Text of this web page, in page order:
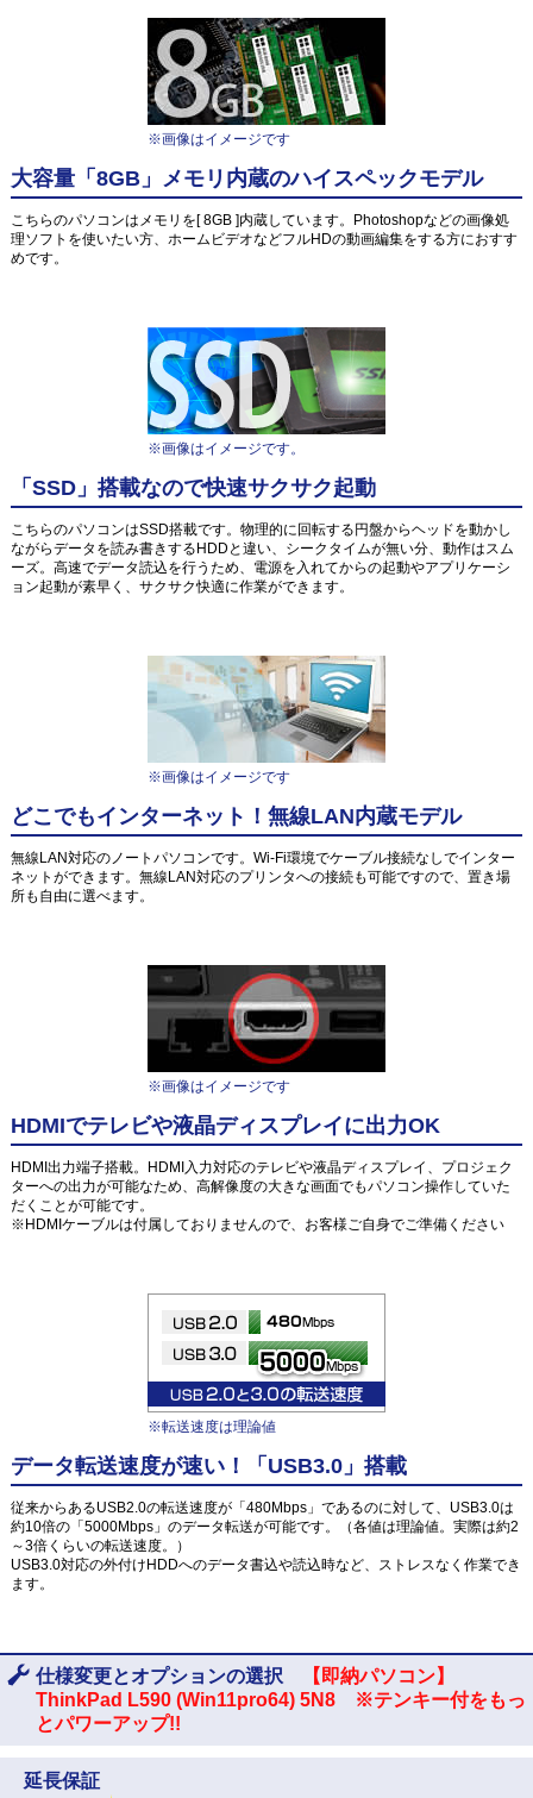
※画像はイメージです
大容量「8GB」メモリ内蔵のハイスペックモデル
こちらのパソコンはメモリを[ 8GB ]内蔵しています。Photoshopなどの画像処
理ソフトを使いたい方、ホームビデオなどフルHDの動画編集をする方におすす
めです。
※画像はイメージです。
「SSD」搭載なので快速サクサク起動
こちらのパソコンはSSD搭載です。物理的に回転する円盤からヘッドを動かし
ながらデータを読み書きするHDDと違い、シークタイムが無い分、動作はスム
ーズ。高速でデータ読込を行うため、電源を入れてからの起動やアプリケーシ
ョン起動が素早く、サクサク快適に作業ができます。
※画像はイメージです
どこでもインターネット！無線LAN内蔵モデル
無線LAN対応のノートパソコンです。Wi-Fi環境でケーブル接続なしでインター
ネットができます。無線LAN対応のプリンタへの接続も可能ですので、置き場
所も自由に選べます。
※画像はイメージです
HDMIでテレビや液晶ディスプレイに出力OK
HDMI出力端子搭載。HDMI入力対応のテレビや液晶ディスプレイ、プロジェク
ターへの出力が可能なため、高解像度の大きな画面でもパソコン操作していた
だくことが可能です。
※HDMIケーブルは付属しておりませんので、お客様ご自身でご準備ください
※転送速度は理論値
データ転送速度が速い！「USB3.0」搭載
従来からあるUSB2.0の転送速度が「480Mbps」であるのに対して、USB3.0は
約10倍の「5000Mbps」のデータ転送が可能です。（各値は理論値。実際は約2
～3倍くらいの転送速度。）
USB3.0対応の外付けHDDへのデータ書込や読込時など、ストレスなく作業でき
ます。
仕様変更とオプションの選択
【即納パソコン】
ThinkPad L590 (Win11pro64) 5N8 ※テンキー付をもっ
とパワーアップ!!
延長保証